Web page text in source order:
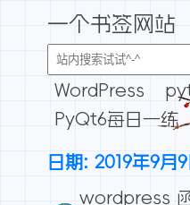
一个书签网站
WordPress
PyQt6每日一练
日期: 2019年9月9
wordpress